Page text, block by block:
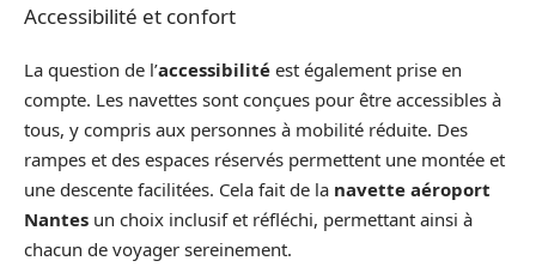
Accessibilité et confort
La question de l’accessibilité est également prise en
compte. Les navettes sont conçues pour être accessibles à
tous, y compris aux personnes à mobilité réduite. Des
rampes et des espaces réservés permettent une montée et
une descente facilitées. Cela fait de la navette aéroport
Nantes un choix inclusif et réfléchi, permettant ainsi à
chacun de voyager sereinement.